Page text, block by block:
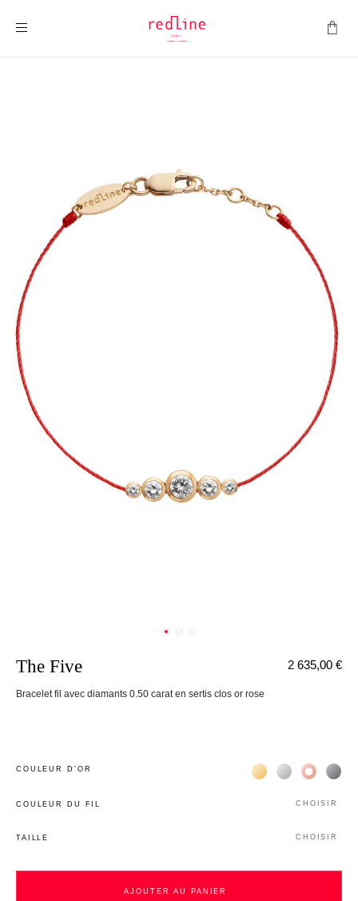
The Five
Bracelet fil avec diamants 0.50 carat en sertis clos or rose
2 635,00 €
COULEUR D’OR Жёлтое золото 18К
Белое золото
Розовое
COULEUR DU FIL CHOISIR
TAILLE CHOISIR
AJOUTER AU PANIER